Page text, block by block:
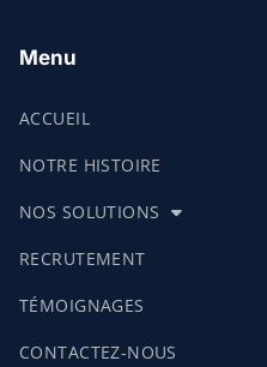
Menu
ACCUEIL
NOTRE HISTOIRE
NOS SOLUTIONS
RECRUTEMENT
TÉMOIGNAGES
CONTACTEZ-NOUS